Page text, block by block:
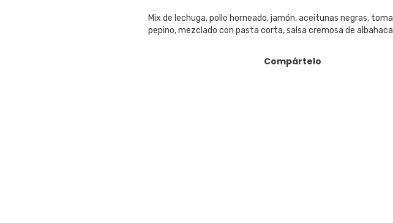
Mix de lechuga, pollo horneado, jamón, aceitunas negras,
pepino, mezclado con pasta corta, salsa cremosa de
Compártelo